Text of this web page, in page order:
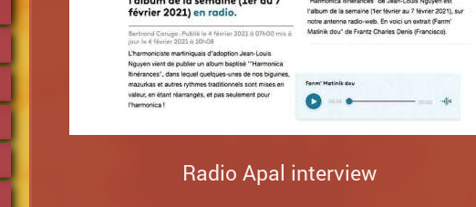
Radio Apal interview